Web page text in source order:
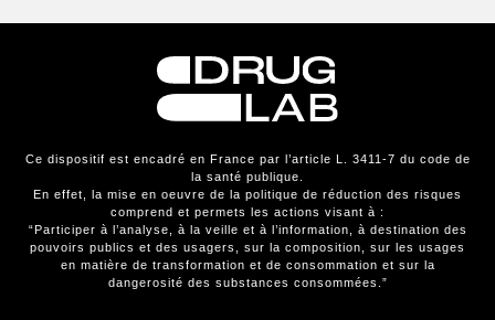
Ce dispositif est encadré en France par l’article L. 3411-7 du code de
la santé publique.
En effet, la mise en oeuvre de la politique de réduction des risques
comprend et permets les actions visant à :
“Participer à l’analyse, à la veille et à l’information, à destination des
pouvoirs publics et des usagers, sur la composition, sur les usages
en matière de transformation et de consommation et sur la
dangerosité des substances consommées.”